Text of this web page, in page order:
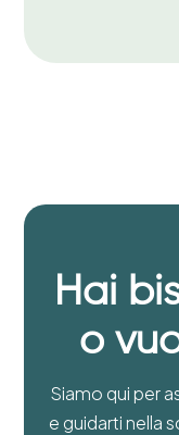
Hai
o
Siamo qui per
e guidarti nella